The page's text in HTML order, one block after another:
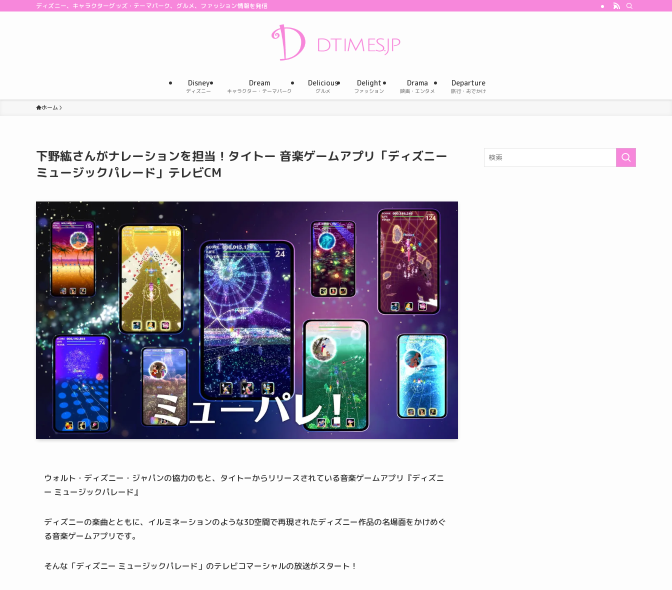
ディズニー、キャラクターグッズ・テーマパーク、グルメ、ファッション情報を発信
Disney
ディズニー
Dream
キャラクター・テーマパーク
Delicious
グルメ
Delight
ファッション
Drama
映画・エンタメ
Departure
旅行・おでかけ
ホーム
下野紘さんがナレーションを担当！タイトー 音楽ゲームアプリ「ディズニー
ミュージックパレード」テレビCM
ウォルト・ディズニー・ジャパンの協力のもと、タイトーからリリースされている音楽ゲームアプリ『ディズニ
ー ミュージックパレード』
ディズニーの楽曲とともに、イルミネーションのような3D空間で再現されたディズニー作品の名場面をかけめぐ
る音楽ゲームアプリです。
そんな「ディズニー ミュージックパレード」のテレビコマーシャルの放送がスタート！